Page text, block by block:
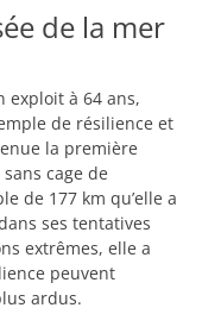
de la mer
exploit à 64 ans,
de résilience et
la première
cage de
de 177 km qu’elle a
ses tentatives
extrêmes, elle a
peuvent
ardus.